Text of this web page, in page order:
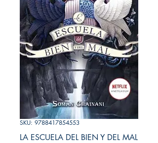
SKU: 9788417854553
LA ESCUELA DEL BIEN Y DEL MAL